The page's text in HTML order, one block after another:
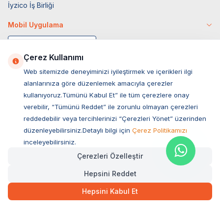
İyzico İş Birliği
Mobil Uygulama
Müşteri Hizmetleri
Sıkça Sorulan Sorular
Ovacık Mah. Hacıoğlu Sok. No:13 Başiskele / KOCAELİ
Müşteri Destek Hattı
Çerez Kullanımı
Web sitemizde deneyiminizi iyileştirmek ve içerikleri ilgi
alanlarınıza göre düzenlemek amacıyla çerezler
kullanıyoruz.Tümünü Kabul Et” ile tüm çerezlere onay
verebilir, “Tümünü Reddet” ile zorunlu olmayan çerezleri
reddedebilir veya tercihlerinizi “Çerezleri Yönet” üzerinden
düzenleyebilirsiniz.Detaylı bilgi için Çerez Politikamızı
inceleyebilirsiniz.
Çerezleri Özelleştir
Hepsini Reddet
Hepsini Kabul Et